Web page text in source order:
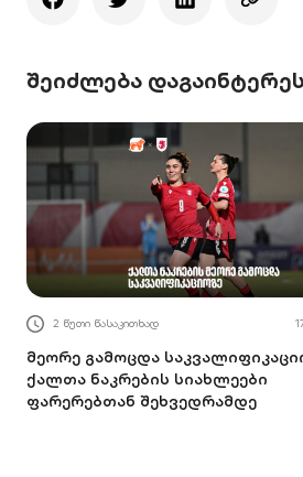
შეიძლება
2 წუთი წასაკითხად
მეორე გამოცდა
ქალთა ნაკრების სიახლეები
ფარერებთან შეხვედრამდე